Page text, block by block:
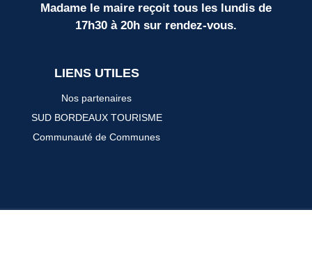
Madame le maire reçoit tous les lundis de
17h30 à 20h sur rendez-vous.
LIENS UTILES
Nos partenaires
SUD BORDEAUX TOURISME
Communauté de Communes